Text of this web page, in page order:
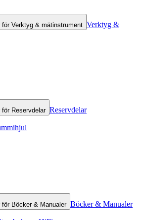
för Verktyg & mätinstrument Verktyg &
Reservdelar Reservdelar
Böcker & Manualer Böcker & Manualer